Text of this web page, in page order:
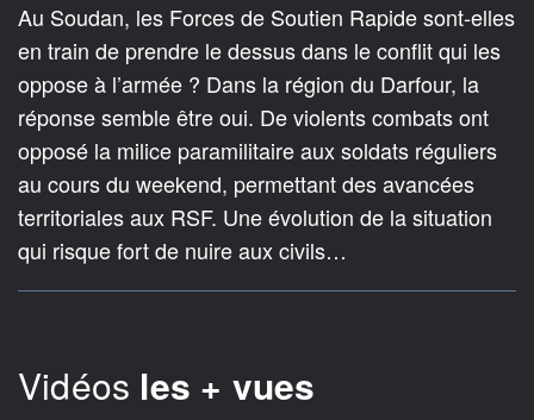
Au Soudan, les Forces de Soutien Rapide sont-elles
en train de prendre le dessus dans le conflit qui les
oppose à l’armée ? Dans la région du Darfour, la
réponse semble être oui. De violents combats ont
opposé la milice paramilitaire aux soldats réguliers
au cours du weekend, permettant des avancées
territoriales aux RSF. Une évolution de la situation
qui risque fort de nuire aux civils…
Vidéos les + vues